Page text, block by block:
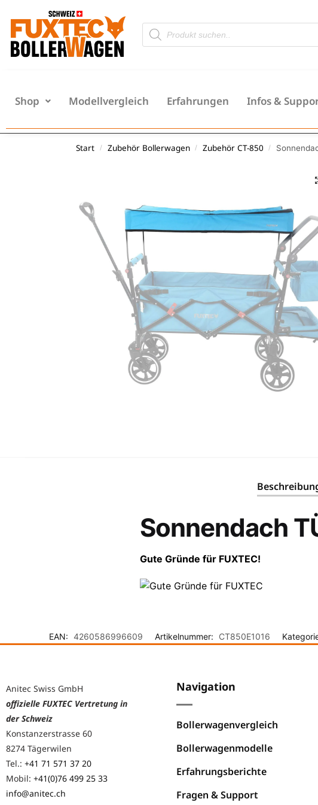
Shop Modellvergleich Erfahrungen Infos &
Start / Zubehör Bollerwagen / Zubehör CT-850 /
Sonnendach
Gute Gründe für FUXTEC!
EAN: 4260586996609 Artikelnummer: CT850E1016
Anitec Swiss GmbH
offizielle FUXTEC Vertretung in
der Schweiz
Konstanzerstrasse 60
8274 Tägerwilen
Tel.: +41 71 571 37 20
Mobil: +41(0)76 499 25 33
info@anitec.ch
Navigation
Bollerwagenvergleich
Bollerwagenmodelle
Erfahrungsberichte
Fragen & Support